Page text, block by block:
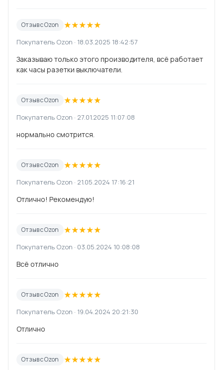
Отзыв с Ozon ★★★★★
Покупатель Ozon · 18.03.2025 18:42:57
Заказываю только этого производителя, всё работает
как часы разетки выключатели.
Отзыв с Ozon ★★★★★
Покупатель Ozon · 27.01.2025 11:07:08
нормально смотрится.
Отзыв с Ozon ★★★★★
Покупатель Ozon · 21.05.2024 17:16:21
Отлично! Рекомендую!
Отзыв с Ozon ★★★★★
Покупатель Ozon · 03.05.2024 10:08:08
Всё отлично
Отзыв с Ozon ★★★★★
Покупатель Ozon · 19.04.2024 20:21:30
Отлично
Отзыв с Ozon ★★★★★